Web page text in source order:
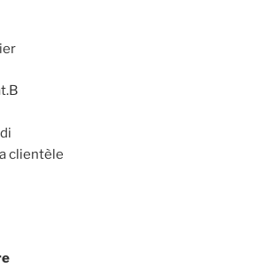
clientèle